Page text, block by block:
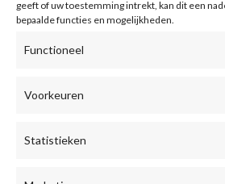
geeft of uw toestemming intrekt, kan dit een
bepaalde functies en mogelijkheden.
Functioneel
Voorkeuren
Statistieken
m